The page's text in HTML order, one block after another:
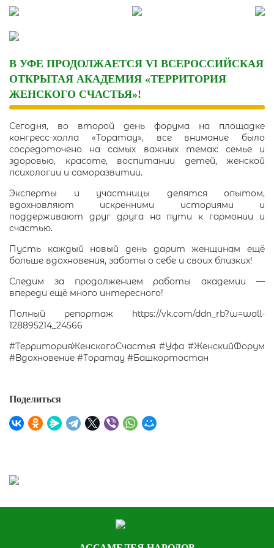
Skip
content
В УФЕ ПРОДОЛЖАЕТСЯ VI ВСЕРОССИЙСКАЯ
ОТКРЫТАЯ АКАДЕМИЯ «ТЕРРИТОРИЯ
ЖЕНСКОГО СЧАСТЬЯ»!
Сегодня, во второй день форума на площадке
конгресс-холла «Торатау», все внимание было
сосредоточено на самых важных темах: семье и
здоровью, красоте, воспитании детей, женской
психологии и саморазвитии.
Эксперты и участницы делятся опытом,
вдохновляют искренними историями и
поддерживают друг друга на пути к гармонии и
счастью.
Пусть каждый новый день дарит женщинам ещё
больше вдохновения, заботы о себе и своих близких!
Следим за продолжением работы академии —
впереди ещё много интересного!
Полный репортаж https://vk.com/ddn_rb?w=wall-
128895214_24566
#ТерриторияЖенскогоСчастья #Уфа #ЖенскийФорум
#Вдохновение #Торатау #Башкортостан
Поделиться